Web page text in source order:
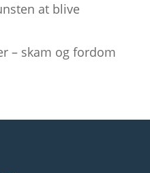
at blive
– skam og fordom